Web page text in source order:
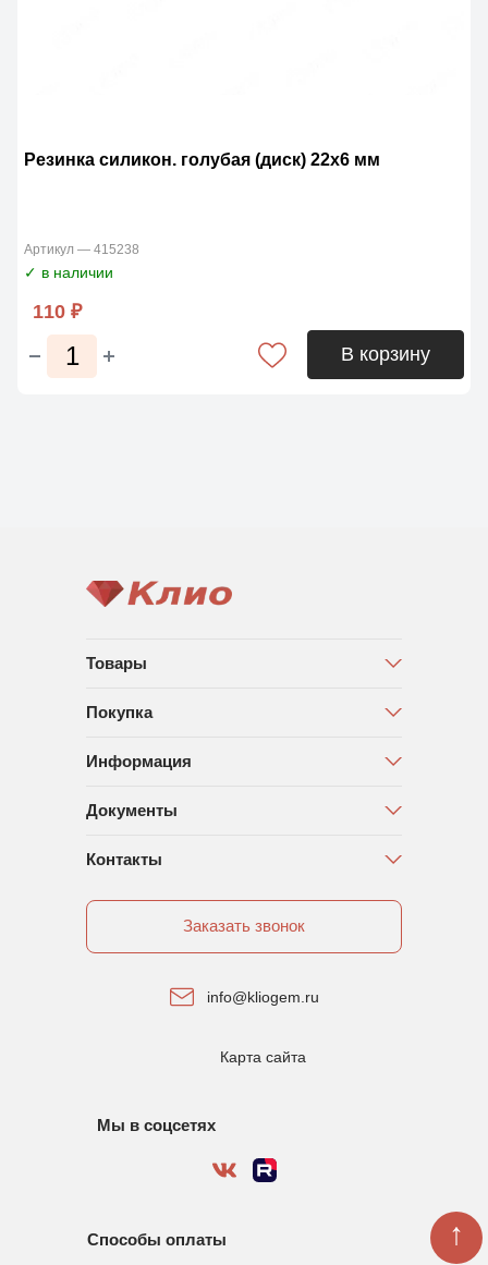
Резинка силикон. голубая (диск) 22х6 мм
Артикул — 415238
✓ в наличии
110 ₽
В корзину
Товары
Покупка
Информация
Документы
Контакты
Заказать звонок
info@kliogem.ru
Карта сайта
Мы в соцсетях
Способы оплаты ↑